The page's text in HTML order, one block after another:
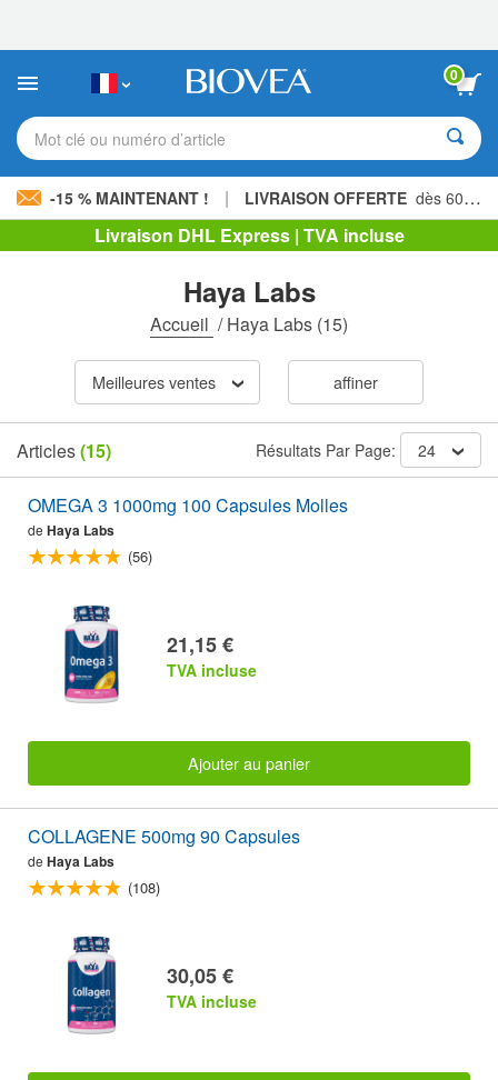
:
site
comprend
un
d'accessibilité.
0
Mot clé ou numéro d’article
-15 % MAINTENANT ! | LIVRAISON OFFERTE dès 60,00 € »
Livraison DHL Express | TVA incluse
Haya Labs
Accueil /Haya Labs (15)
Meilleures ventes affiner
Articles(15) Résultats Par Page: 24
OMEGA 3 1000mg 100 Capsules Molles
de Haya Labs
(56)
21,15 €
TVA incluse
Ajouter au panier
COLLAGENE 500mg 90 Capsules
de Haya Labs
(108)
30,05 €
TVA incluse